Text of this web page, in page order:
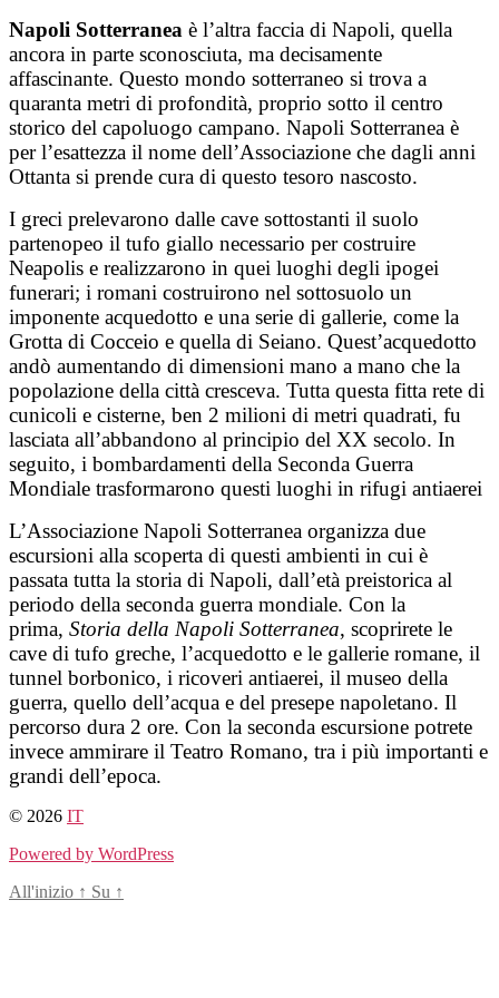
Salta
contenuto
Napoli Sotterranea è l’altra faccia di Napoli, quella
ancora in parte sconosciuta, ma decisamente
affascinante. Questo mondo sotterraneo si trova a
quaranta metri di profondità, proprio sotto il centro
storico del capoluogo campano. Napoli Sotterranea è
per l’esattezza il nome dell’Associazione che dagli anni
Ottanta si prende cura di questo tesoro nascosto.
I greci prelevarono dalle cave sottostanti il suolo
partenopeo il tufo giallo necessario per costruire
Neapolis e realizzarono in quei luoghi degli ipogei
funerari; i romani costruirono nel sottosuolo un
imponente acquedotto e una serie di gallerie, come la
Grotta di Cocceio e quella di Seiano. Quest’acquedotto
andò aumentando di dimensioni mano a mano che la
popolazione della città cresceva. Tutta questa fitta rete di
cunicoli e cisterne, ben 2 milioni di metri quadrati, fu
lasciata all’abbandono al principio del XX secolo. In
seguito, i bombardamenti della Seconda Guerra
Mondiale trasformarono questi luoghi in rifugi antiaerei
L’Associazione Napoli Sotterranea organizza due
escursioni alla scoperta di questi ambienti in cui è
passata tutta la storia di Napoli, dall’età preistorica al
periodo della seconda guerra mondiale. Con la
prima, Storia della Napoli Sotterranea, scoprirete le
cave di tufo greche, l’acquedotto e le gallerie romane, il
tunnel borbonico, i ricoveri antiaerei, il museo della
guerra, quello dell’acqua e del presepe napoletano. Il
percorso dura 2 ore. Con la seconda escursione potrete
invece ammirare il Teatro Romano, tra i più importanti e
grandi dell’epoca.
© 2026 IT
Powered by WordPress
All'inizio ↑ Su ↑